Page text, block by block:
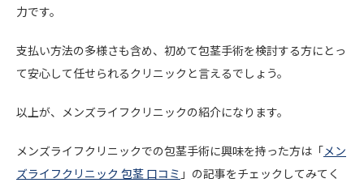
力です。
支払い方法の多様さも含め、初めて包茎手術を検討する方にとっ
て安心して任せられるクリニックと言えるでしょう。
以上が、メンズライフクリニックの紹介になります。
メンズライフクリニックでの包茎手術に興味を持った方は「メン
ズライフクリニック 包茎 口コミ 」の記事をチェックしてみてく